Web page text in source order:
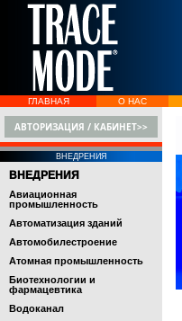
ГЛАВНАЯ О НАС
АВТОРИЗАЦИЯ / КАБИНЕТ>>
ВНЕДРЕНИЯ
ВНЕДРЕНИЯ
Авиационная
промышленность
Автоматизация зданий
Автомобилестроение
Атомная промышленность
Биотехнологии и
фармацевтика
Водоканал